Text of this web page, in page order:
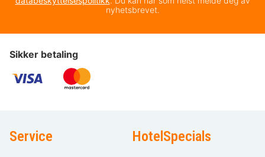
nyhetsbrevet.
Sikker betaling
Service HotelSpecials